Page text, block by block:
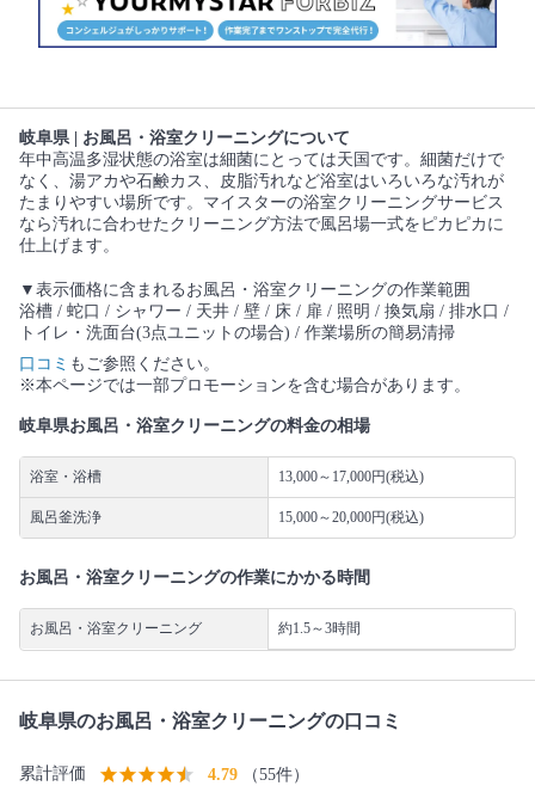
岐阜県 | お風呂・浴室クリーニングについて
年中高温多湿状態の浴室は細菌にとっては天国です。細菌だけで
なく、湯アカや石鹸カス、皮脂汚れなど浴室はいろいろな汚れが
たまりやすい場所です。マイスターの浴室クリーニングサービス
なら汚れに合わせたクリーニング方法で風呂場一式をピカピカに
仕上げます。
▼表示価格に含まれるお風呂・浴室クリーニングの作業範囲
浴槽 / 蛇口 / シャワー / 天井 / 壁 / 床 / 扉 / 照明 / 換気扇 / 排水口 /
トイレ・洗面台(3点ユニットの場合) / 作業場所の簡易清掃
口コミ もご参照ください。
※本ページでは一部プロモーションを含む場合があります。
岐阜県お風呂・浴室クリーニングの料金の相場
浴室・浴槽 13,000～17,000円(税込)
風呂釜洗浄 15,000～20,000円(税込)
お風呂・浴室クリーニングの作業にかかる時間
お風呂・浴室クリーニング 約1.5～3時間
岐阜県のお風呂・浴室クリーニングの口コミ
累計評価 4.79 （55件）